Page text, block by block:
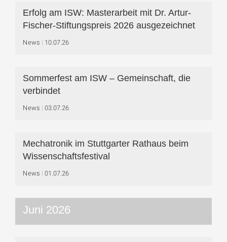
Erfolg am ISW: Masterarbeit mit Dr. Artur-
Fischer-Stiftungspreis 2026 ausgezeichnet
News 10.07.26
Sommerfest am ISW – Gemeinschaft, die
verbindet
News 03.07.26
Mechatronik im Stuttgarter Rathaus beim
Wissenschaftsfestival
News 01.07.26
Juni 2026